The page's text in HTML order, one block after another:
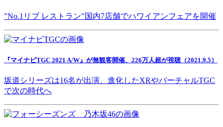
"No.1リブ レストラン"国内7店舗でハワイアンフェアを開催
『マイナビTGC 2021 A/W』が無観客開催、226万人超が視聴（2021.9.5）
坂道シリーズは16名が出演、進化したXRやバーチャルTGC
で次の時代へ